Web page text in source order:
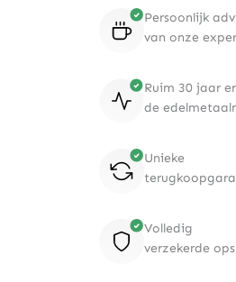
Persoonlijk
van onze
Ruim 30 jaar
de
Unieke
Volledig
verzekerde